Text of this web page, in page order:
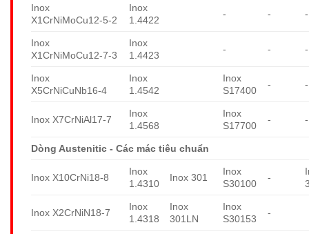
Inox
X1CrNiMoCu12-5-2
Inox
1.4422
- - -
Inox
X1CrNiMoCu12-7-3
Inox
1.4423
- - -
Inox
X5CrNiCuNb16-4
Inox
1.4542
Inox
S17400
- -
Inox X7CrNiAl17-7
Inox
1.4568
Inox
S17700
- -
Dòng Austenitic - Các mác tiêu chuẩn
Inox X10CrNi18-8
Inox
1.4310
Inox 301
Inox
S30100
-
Inox X2CrNiN18-7
Inox
1.4318
Inox
301LN
Inox
S30153
-